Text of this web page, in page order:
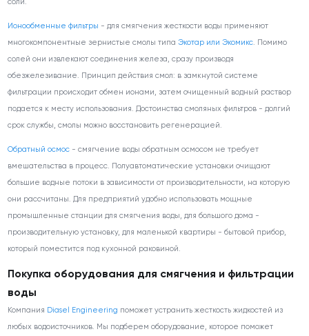
соли.
Ионообменные фильтры - для смягчения жесткости воды применяют
многокомпонентные зернистые смолы типаЭкотар или Экомикс. Помимо
солей они извлекают соединения железа, сразу производя
обезжелезивание. Принцип действия смол: в замкнутой системе
фильтрации происходит обмен ионами, затем очищенный водный раствор
подается к месту использования. Достоинства смоляных фильтров - долгий
срок службы, смолы можно восстановить регенерацией.
Обратный осмос - смягчение воды обратным осмосом не требует
вмешательства в процесс. Полуавтоматические установки очищают
большие водные потоки в зависимости от производительности, на которую
они рассчитаны. Для предприятий удобно использовать мощные
промышленные станции для смягчения воды, для большого дома -
производительную установку, для маленькой квартиры - бытовой прибор,
который поместится под кухонной раковиной.
Покупка оборудования для смягчения и фильтрации
воды
Компания Diasel Engineering поможет устранить жесткость жидкостей из
любых водоисточников. Мы подберем оборудование, которое поможет